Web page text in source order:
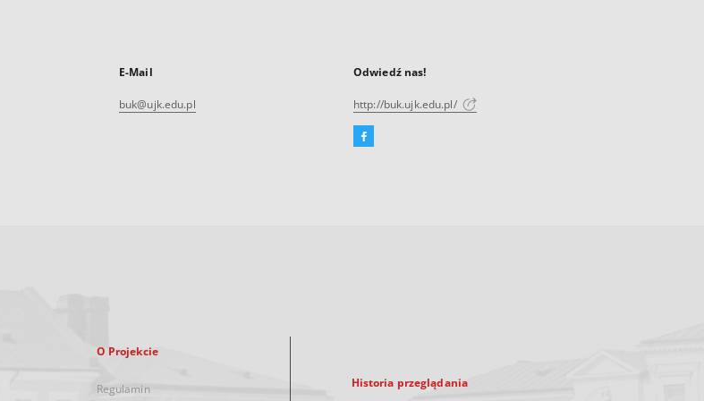
E-Mail
buk@ujk.edu.pl
Odwiedź nas!
http://buk.ujk.edu.pl/
Facebook
O Projekcie
Regulamin Historia przeglądania